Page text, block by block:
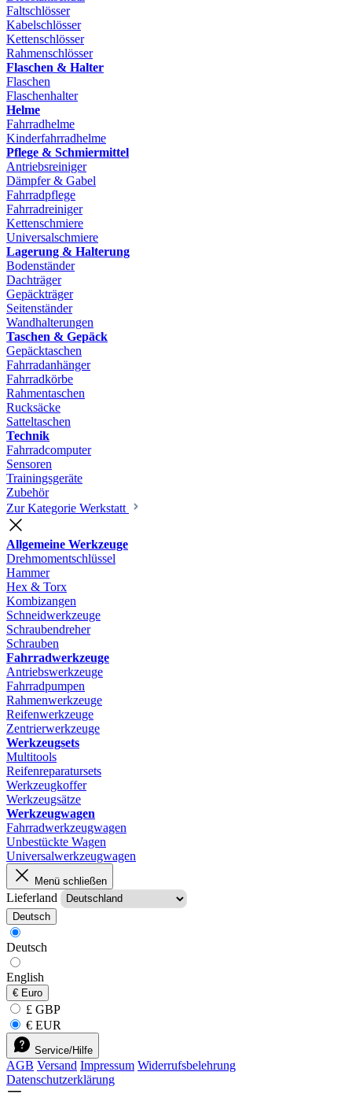
Faltschlösser
Kabelschlösser
Kettenschlösser
Rahmenschlösser
Flaschen & Halter
Flaschen
Flaschenhalter
Helme
Fahrradhelme
Kinderfahrradhelme
Pflege & Schmiermittel
Antriebsreiniger
Dämpfer & Gabel
Fahrradpflege
Fahrradreiniger
Kettenschmiere
Universalschmiere
Lagerung & Halterung
Bodenständer
Dachträger
Gepäckträger
Seitenständer
Wandhalterungen
Taschen & Gepäck
Gepäcktaschen
Fahrradanhänger
Fahrradkörbe
Rahmentaschen
Rucksäcke
Satteltaschen
Technik
Fahrradcomputer
Sensoren
Trainingsgeräte
Zubehör
Zur Kategorie Werkstatt
Allgemeine Werkzeuge
Drehmomentschlüssel
Hammer
Hex & Torx
Kombizangen
Schneidwerkzeuge
Schraubendreher
Schrauben
Fahrradwerkzeuge
Antriebswerkzeuge
Fahrradpumpen
Rahmenwerkzeuge
Reifenwerkzeuge
Zentrierwerkzeuge
Werkzeugsets
Multitools
Reifenreparatursets
Werkzeugkoffer
Werkzeugsätze
Werkzeugwagen
Fahrradwerkzeugwagen
Unbestückte Wagen
Universalwerkzeugwagen
Menü schließen
Lieferland
Deutsch
Deutsch
English
€ Euro
£ GBP
€ EUR
Service/Hilfe
AGB Versand Impressum Widerrufsbelehrung
Datenschutzerklärung